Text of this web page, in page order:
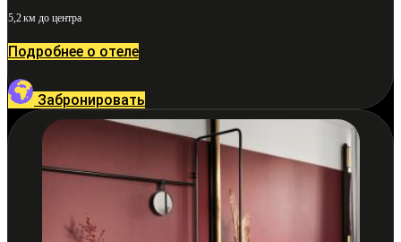
5,2 км до центра
Подробнее о отеле
Забронировать